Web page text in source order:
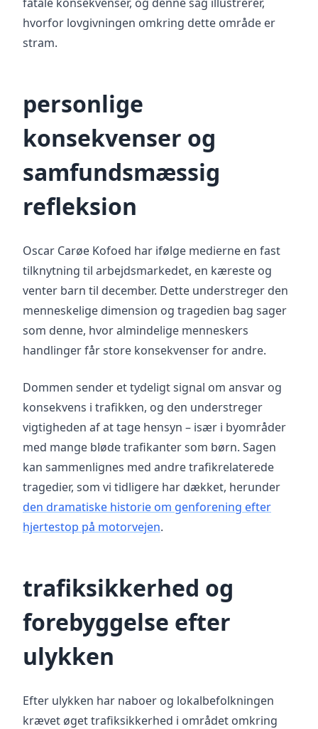
hvorfor lovgivningen omkring dette område er
stram.
personlige
konsekvenser og
samfundsmæssig
refleksion
Oscar Carøe Kofoed har ifølge medierne en fast
tilknytning til arbejdsmarkedet, en kæreste og
venter barn til december. Dette understreger den
menneskelige dimension og tragedien bag sager
som denne, hvor almindelige menneskers
handlinger får store konsekvenser for andre.
Dommen sender et tydeligt signal om ansvar og
konsekvens i trafikken, og den understreger
vigtigheden af at tage hensyn – især i byområder
med mange bløde trafikanter som børn. Sagen
kan sammenlignes med andre trafikrelaterede
tragedier, som vi tidligere har dækket, herunder
den dramatiske historie om genforening efter
hjertestop på motorvejen.
trafiksikkerhed og
forebyggelse efter
ulykken
Efter ulykken har naboer og lokalbefolkningen
krævet øget trafiksikkerhed i området omkring